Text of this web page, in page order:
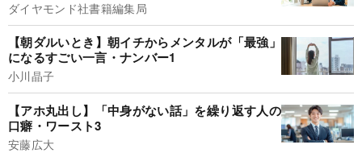
ダイヤモンド社書籍編集局
【朝ダルいとき】朝イチからメンタルが「最強」
になるすごい一言・ナンバー1
小川晶子
【アホ丸出し】「中身がない話」を繰り返す人の
口癖・ワースト3
安藤広大